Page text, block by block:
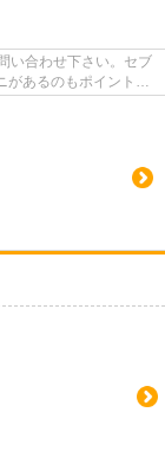
い合わせ下さい。セブ
あるのもポイント。2